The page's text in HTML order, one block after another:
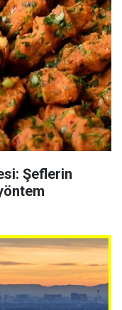
Şeflerin